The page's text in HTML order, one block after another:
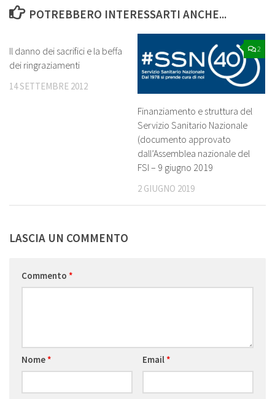
POTREBBERO INTERESSARTI ANCHE...
Il danno dei sacrifici e la beffa
dei ringraziamenti
14 SETTEMBRE 2012
2
Finanziamento e struttura del
Servizio Sanitario Nazionale
(documento approvato
dall’Assemblea nazionale del
FSI – 9 giugno 2019
2 GIUGNO 2019
LASCIA UN COMMENTO
Commento *
Nome* Email*